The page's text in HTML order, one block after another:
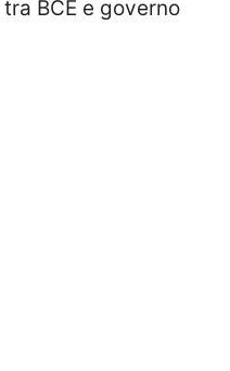
BCE e governo